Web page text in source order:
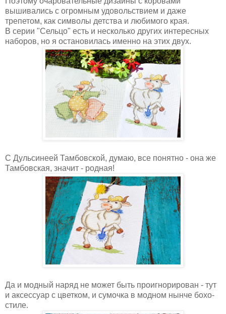
вышивались с огромным удовольствием и даже
трепетом, как символы детства и любимого края.
В серии "Сельцо" есть и несколько других интересных
наборов, но я остановилась именно на этих двух.
С Дульсинеей Тамбовской, думаю, все понятно - она же
Тамбовская, значит - родная!
Да и модный наряд не может быть проигнорирован - тут
и аксессуар с цветком, и сумочка в модном нынче бохо-
стиле.